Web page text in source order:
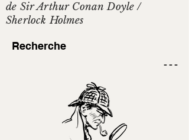
de Sir Arthur Conan Doyle /
Sherlock Holmes
Recherche
- - -